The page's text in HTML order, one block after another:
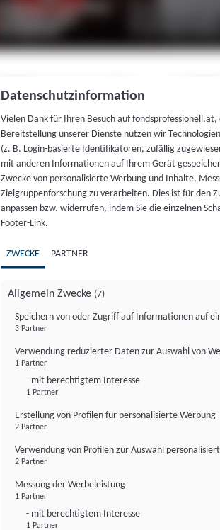
Datenschutzinformation
Vielen Dank für Ihren Besuch auf
Bereitstellung unserer Dienste nutzen wir
(z. B. Login-basierte Identifikatoren, zufällig
mit anderen Informationen auf Ihrem Gerät
Zwecke von personalisierte Werbung und Inhalte,
Zielgruppenforschung zu verarbeiten. Dies ist für den
anpassen bzw. widerrufen, indem Sie die einzelnen
Footer-Link.
ZWECKE PARTNER
Allgemein Zwecke (7)
Speichern von oder Zugriff auf Informationen auf
3 Partner
Verwendung reduzierter Daten zur Auswahl von
1 Partner
- mit berechtigtem Interesse
1 Partner
Erstellung von Profilen für personalisierte Werbung
2 Partner
Verwendung von Profilen zur Auswahl
2 Partner
Messung der Werbeleistung
1 Partner
- mit berechtigtem Interesse
1 Partner